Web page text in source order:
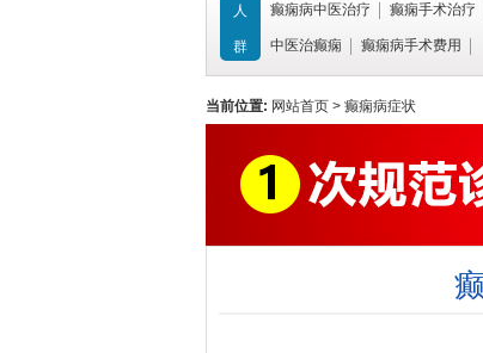
人
群
癫痫病中医治疗 癫痫手术治疗
中医治癫痫 癫痫病手术费用
当前位置: 网站首页 > 癫痫病症状